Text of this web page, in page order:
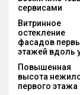
сервисами
Витринное
остекление
фасадов
этажей вдоль
Повышенная
высота
первого этажа